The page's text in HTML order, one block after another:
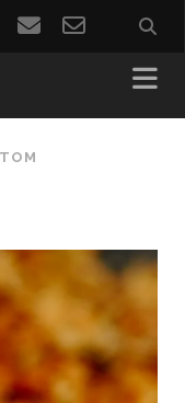
emailemail-
form